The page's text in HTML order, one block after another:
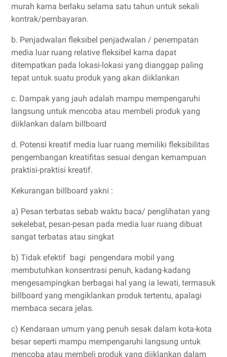
murah karna berlaku selama satu tahun untuk sekali
kontrak/pembayaran.
b. Penjadwalan fleksibel penjadwalan / penempatan
media luar ruang relative fleksibel karna dapat
ditempatkan pada lokasi-lokasi yang dianggap paling
tepat untuk suatu produk yang akan diiklankan
c. Dampak yang jauh adalah mampu mempengaruhi
langsung untuk mencoba atau membeli produk yang
diiklankan dalam billboard
d. Potensi kreatif media luar ruang memiliki fleksibilitas
pengembangan kreatifitas sesuai dengan kemampuan
praktisi-praktisi kreatif.
Kekurangan billboard yakni :
a) Pesan terbatas sebab waktu baca/ penglihatan yang
sekelebat, pesan-pesan pada media luar ruang dibuat
sangat terbatas atau singkat
b) Tidak efektif bagi pengendara mobil yang
membutuhkan konsentrasi penuh, kadang-kadang
mengesampingkan berbagai hal yang ia lewati, termasuk
billboard yang mengiklankan produk tertentu, apalagi
membaca secara jelas.
c) Kendaraan umum yang penuh sesak dalam kota-kota
besar seperti mampu mempengaruhi langsung untuk
mencoba atau membeli produk yang diiklankan dalam